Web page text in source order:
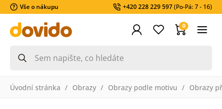
Vše o nákupu +420 228 229 597(Po-Pá: 7 - 16)
0
Úvodní stránka Obrazy Obrazy podle motivu Obrazy